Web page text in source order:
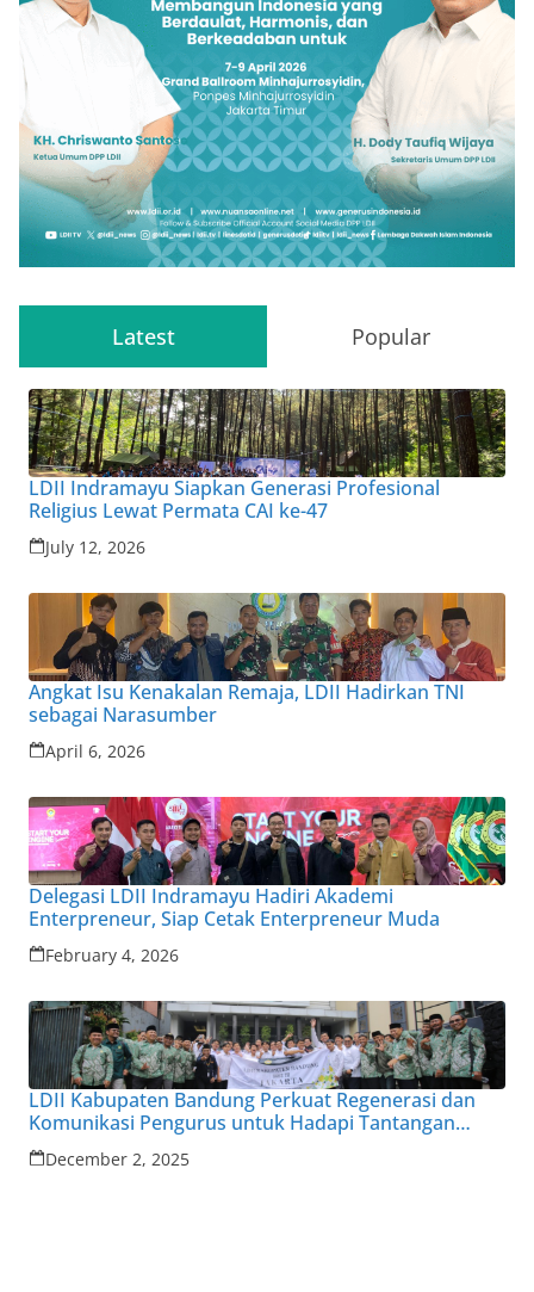
Latest Popular
LDII Indramayu Siapkan Generasi Profesional
Religius Lewat Permata CAI ke-47
July 12, 2026
Angkat Isu Kenakalan Remaja, LDII Hadirkan TNI
sebagai Narasumber
April 6, 2026
Delegasi LDII Indramayu Hadiri Akademi
Enterpreneur, Siap Cetak Enterpreneur Muda
February 4, 2026
LDII Kabupaten Bandung Perkuat Regenerasi dan
Komunikasi Pengurus untuk Hadapi Tantangan
Zaman
December 2, 2025